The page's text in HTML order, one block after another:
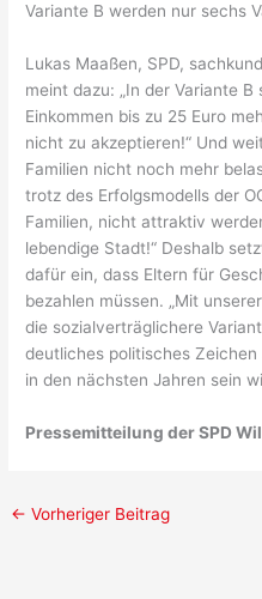
Variante B werden nur sechs
Lukas Maaßen, SPD,
meint dazu: „In der Variante
Einkommen bis zu 25 Euro
nicht zu akzeptieren!“ Und
Familien nicht noch mehr
trotz des Erfolgsmodells der
Familien, nicht attraktiv
lebendige Stadt!“ Deshalb
dafür ein, dass Eltern für
bezahlen müssen. „Mit
die sozialverträglichere
deutliches politisches
in den nächsten Jahren sein
Pressemitteilung der SPD
← Vorheriger Beitrag